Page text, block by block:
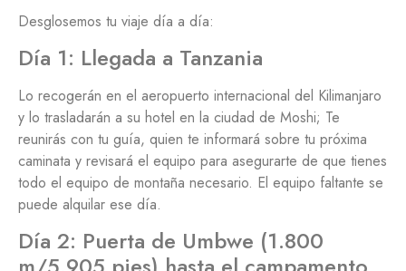
Desglosemos tu viaje día a día:
Día 1: Llegada a Tanzania
Lo recogerán en el aeropuerto internacional del Kilimanjaro
y lo trasladarán a su hotel en la ciudad de Moshi; Te
reunirás con tu guía, quien te informará sobre tu próxima
caminata y revisará el equipo para asegurarte de que tienes
todo el equipo de montaña necesario. El equipo faltante se
puede alquilar ese día.
Día 2: Puerta de Umbwe (1.800